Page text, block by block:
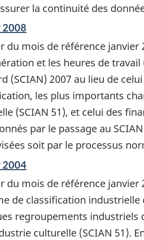
la continuité des
2008
du mois de référence
et les heures de
(SCIAN) 2007 au lieu de
les plus importants
(SCIAN 51), et celui des
par le passage au
soit par le processus
2004
du mois de référence
de classification
regroupements industriels
culturelle (SCIAN 51).